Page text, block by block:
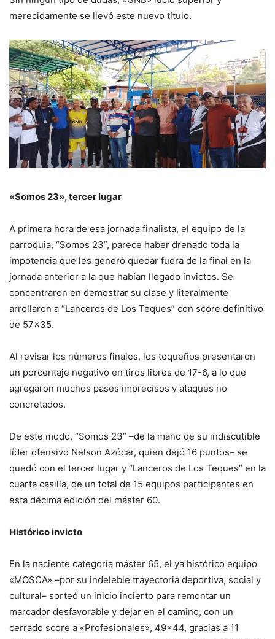
merecidamente se llevó este nuevo título.
«Somos 23», tercer lugar
A primera hora de esa jornada finalista, el equipo de la
parroquia, “Somos 23”, parece haber drenado toda la
impotencia que les generó quedar fuera de la final en la
jornada anterior a la que habían llegado invictos. Se
concentraron en demostrar su clase y literalmente
arrollaron a “Lanceros de Los Teques” con score definitivo
de 57×35.
Al revisar los números finales, los tequeños presentaron
un porcentaje negativo en tiros libres de 17-6, a lo que
agregaron muchos pases imprecisos y ataques no
concretados.
De este modo, “Somos 23” –de la mano de su indiscutible
líder ofensivo Nelson Azócar, quien dejó 16 puntos– se
quedó con el tercer lugar y “Lanceros de Los Teques” en la
cuarta casilla, de un total de 15 equipos participantes en
esta décima edición del máster 60.
Histórico invicto
En la naciente categoría máster 65, el ya histórico equipo
«MOSCA» –por su indeleble trayectoria deportiva, social y
cultural– sorteó un inicio incierto para remontar un
marcador desfavorable y dejar en el camino, con un
cerrado score a «Profesionales», 49×44, gracias a 11